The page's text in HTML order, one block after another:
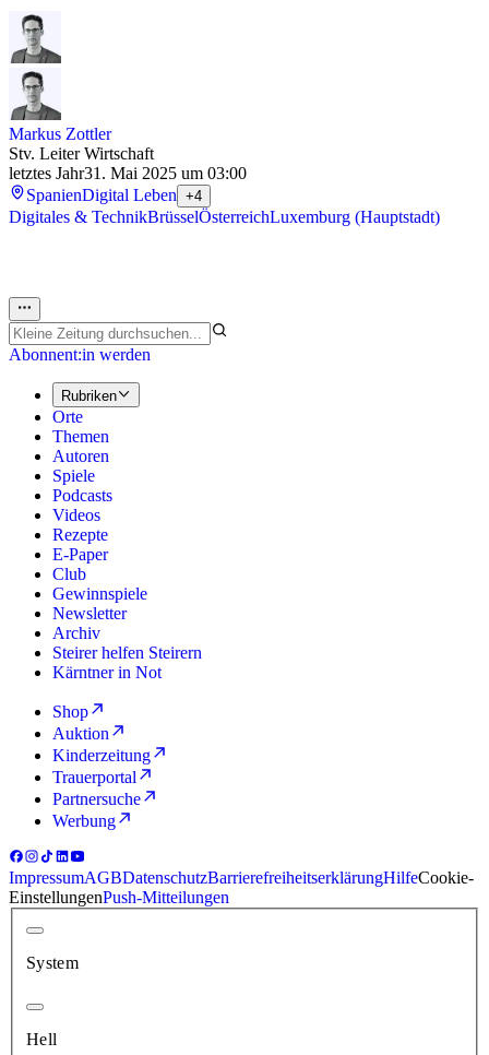
Markus Zottler
Stv. Leiter Wirtschaft
letztes Jahr31. Mai 2025 um 03:00
SpanienDigital Leben +4
Digitales & TechnikBrüsselÖsterreichLuxemburg (Hauptstadt)
Abonnent:in werden
Rubriken
Orte
Themen
Autoren
Spiele
Podcasts
Videos
Rezepte
E-Paper
Club
Gewinnspiele
Newsletter
Archiv
Steirer helfen Steirern
Kärntner in Not
Shop
Auktion
Kinderzeitung
Trauerportal
Partnersuche
Werbung
ImpressumAGBDatenschutzBarrierefreiheitserklärungHilfeCookie-
EinstellungenPush-Mitteilungen
System
Hell